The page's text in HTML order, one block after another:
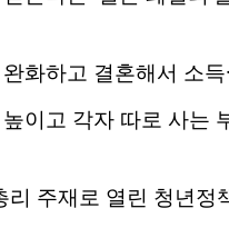
화하고 결혼해서 소
이고 각자 따로 사는
주재로 열린 청년